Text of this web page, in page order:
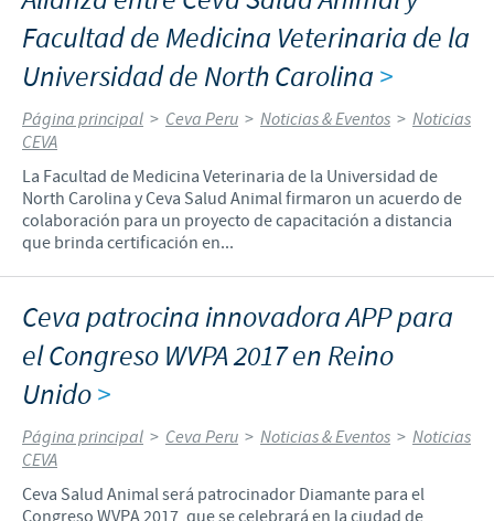
Facultad de Medicina Veterinaria de la
Universidad de North Carolina >
Página principal > Ceva Peru > Noticias & Eventos > Noticias
CEVA
La Facultad de Medicina Veterinaria de la Universidad de
North Carolina y Ceva Salud Animal firmaron un acuerdo de
colaboración para un proyecto de capacitación a distancia
que brinda certificación en...
Ceva patrocina innovadora APP para
el Congreso WVPA 2017 en Reino
Unido>
Página principal > Ceva Peru > Noticias & Eventos > Noticias
CEVA
Ceva Salud Animal será patrocinador Diamante para el
Congreso WVPA 2017, que se celebrará en la ciudad de